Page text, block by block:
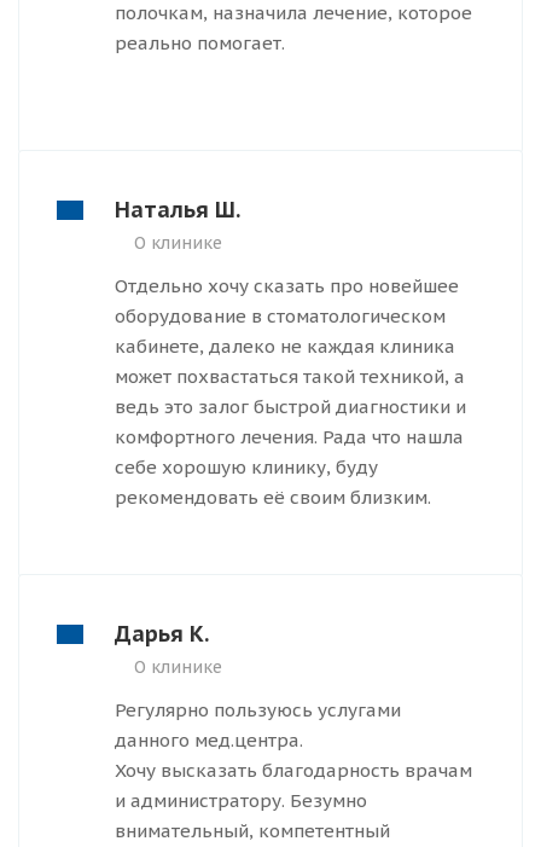
полочкам, назначила лечение, которое
реально помогает.
Наталья Ш.
О клинике
Отдельно хочу сказать про новейшее
оборудование в стоматологическом
кабинете, далеко не каждая клиника
может похвастаться такой техникой, а
ведь это залог быстрой диагностики и
комфортного лечения. Рада что нашла
себе хорошую клинику, буду
рекомендовать её своим близким.
Дарья К.
О клинике
Регулярно пользуюсь услугами
данного мед.центра.
Хочу высказать благодарность врачам
и администратору. Безумно
внимательный, компетентный